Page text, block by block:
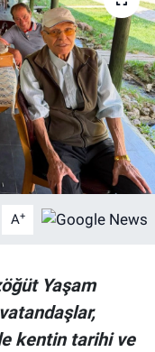
A+
Yaşam
kentin tarihi ve